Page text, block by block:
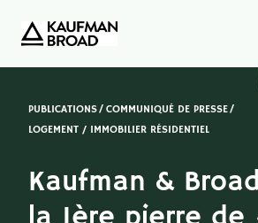
PUBLICATIONS
COMMUNIQUÉ DE PRESSE
LOGEMENT / IMMOBILIER RÉSIDENTIEL
Kaufman &